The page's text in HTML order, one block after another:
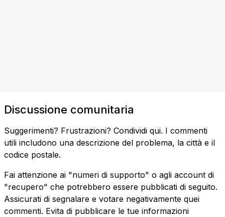
Discussione comunitaria
Suggerimenti? Frustrazioni? Condividi qui. I commenti
utili includono una descrizione del problema, la città e il
codice postale.
Fai attenzione ai "numeri di supporto" o agli account di
"recupero" che potrebbero essere pubblicati di seguito.
Assicurati di segnalare e votare negativamente quei
commenti. Evita di pubblicare le tue informazioni